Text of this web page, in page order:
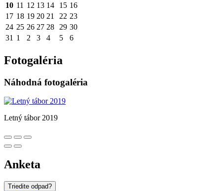
10 11 12 13 14 15 16
17 18 19 20 21 22 23
24 25 26 27 28 29 30
31 1 2 3 4 5 6
Fotogaléria
Náhodná fotogaléria
Letný tábor 2019
Anketa
Triedite odpad?